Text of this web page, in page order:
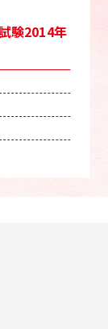
験2014年